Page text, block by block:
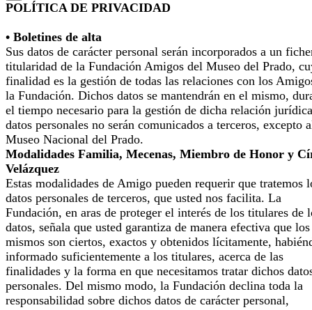
POLÍTICA DE PRIVACIDAD
• Boletines de alta
Sus datos de carácter personal serán incorporados a un
titularidad de la Fundación Amigos del Museo del Prado,
finalidad es la gestión de todas las relaciones con los
la Fundación. Dichos datos se mantendrán en el mismo,
el tiempo necesario para la gestión de dicha relación
datos personales no serán comunicados a terceros, excepto
Museo Nacional del Prado.
Modalidades Familia, Mecenas, Miembro de Honor y
Velázquez
Estas modalidades de Amigo pueden requerir que tratemos
datos personales de terceros, que usted nos facilita. La
Fundación, en aras de proteger el interés de los titulares de
datos, señala que usted garantiza de manera efectiva que los
mismos son ciertos, exactos y obtenidos lícitamente,
informado suficientemente a los titulares, acerca de las
finalidades y la forma en que necesitamos tratar dichos
personales. Del mismo modo, la Fundación declina toda la
responsabilidad sobre dichos datos de carácter personal,